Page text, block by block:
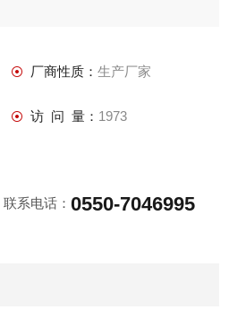
厂商性质： 生产厂家
访 问 量： 1973
联系电话： 0550-7046995